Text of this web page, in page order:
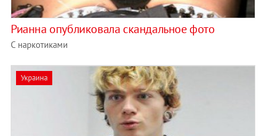
Рианна опубликовала скандальное фото
С наркотиками
Украина